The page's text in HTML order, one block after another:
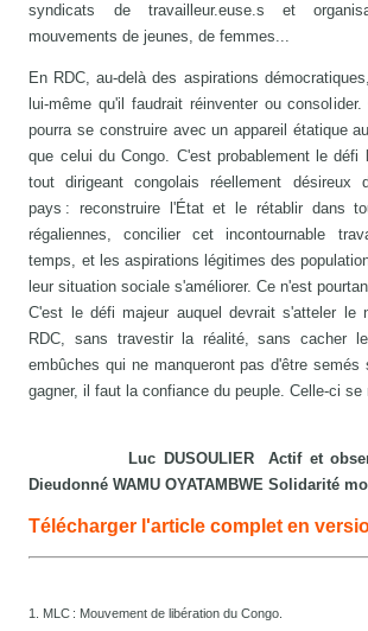
syndicats de travailleur.euse.s et
mouvements de jeunes, de femmes...
En RDC, au-delà des aspirations
lui-même qu'il faudrait réinventer ou
pourra se construire avec un appareil étatique
que celui du Congo. C'est probablement le défi
tout dirigeant congolais réellement désireux
pays : reconstruire l'État et le rétablir dans
régaliennes, concilier cet incontournable
temps, et les aspirations légitimes des
leur situation sociale s'améliorer. Ce n'est
C'est le défi majeur auquel devrait s'atteler le
RDC, sans travestir la réalité, sans cacher
embûches qui ne manqueront pas d'être
gagner, il faut la confiance du peuple. Celle-ci se
Luc DUSOULIER Actif et
Dieudonné WAMU OYATAMBWE Solidarité
Télécharger l'article complet en
1. MLC : Mouvement de libération du Congo.